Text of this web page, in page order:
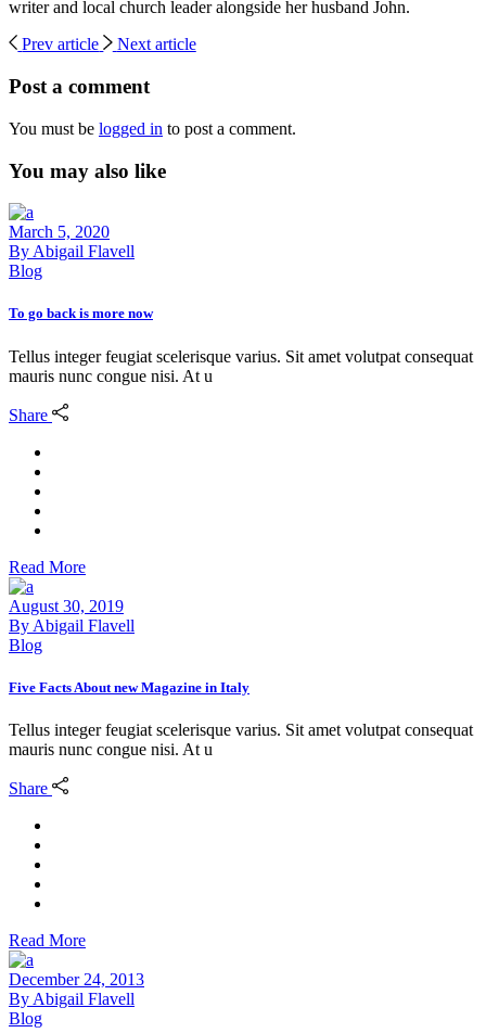
writer and local church leader alongside her husband John.
Prev article Next article
Post a comment
You must be logged in to post a comment.
You may also like
March 5, 2020
By Abigail Flavell
Blog
To go back is more now
Tellus integer feugiat scelerisque varius. Sit amet volutpat consequat
mauris nunc congue nisi. At u
Share
Read More
August 30, 2019
By Abigail Flavell
Blog
Five Facts About new Magazine in Italy
Tellus integer feugiat scelerisque varius. Sit amet volutpat consequat
mauris nunc congue nisi. At u
Share
Read More
December 24, 2013
ByAbigail Flavell
Blog